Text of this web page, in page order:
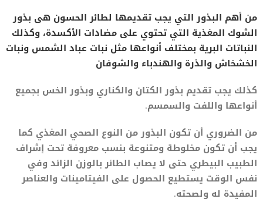
من أهم البذور التي يجب تقديمها لطائر الحسون هى بذور
الشوك المغذية التي تحتوي على مضادات الأكسدة، وكذلك
النباتات البرية بمختلف أنواعها مثل نبات عباد الشمس ونبات
الخشخاش والذرة والهندباء والشوفان
كذلك يجب تقديم بذور الكتان والكناري وبذور الخس بجميع
أنواعها واللفت والسمسم.
من الضروري أن تكون البذور من النوع الصحي المغذي كما
يجب أن تكون مخلوطة ومتنوعة بنسب معروفة تحت إشراف
الطبيب البيطري حتى لا يصاب الطائر بالوزن الزائد وفي
نفس الوقت يستطيع الحصول على الفيتامينات والعناصر
المفيدة له ولصحته.